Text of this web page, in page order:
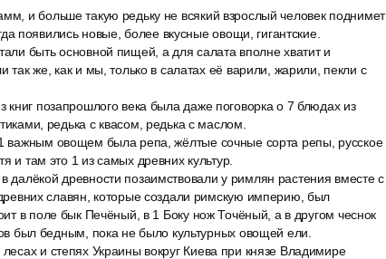
и больше такую редьку не всякий взрослый человек поднимет
появились новые, более вкусные овощи, гигантские.
быть основной пищей, а для салата вполне хватит и
так же, как и мы, только в салатах её варили, жарили, пекли с
книг позапрошлого века была даже поговорка о 7 блюдах из
редька с квасом, редька с маслом.
важным овощем была репа, жёлтые сочные сорта репы, русское
и там это 1 из самых древних культур.
древности позаимствовали у римлян растения вместе с
славян, которые создали римскую империю, был
в поле бык Печёный, в 1 Боку нож Точёный, а в другом чеснок
был бедным, пока не было культурных овощей ели.
и степях Украины вокруг Киева при князе Владимире